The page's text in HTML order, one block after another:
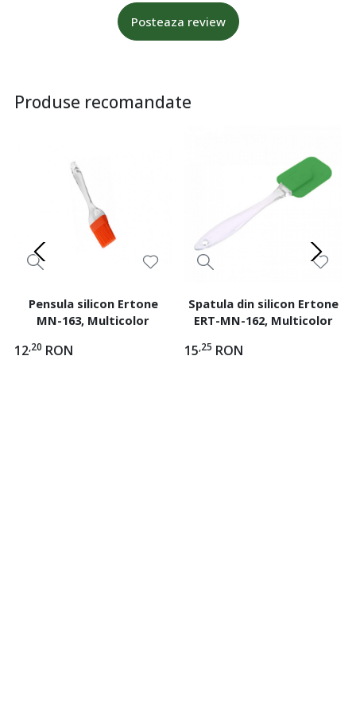
Posteaza review
Produse recomandate
Pensula silicon Ertone
MN-163, Multicolor
12,20 RON
Spatula din silicon Ertone
ERT-MN-162, Multicolor
15,25 RON